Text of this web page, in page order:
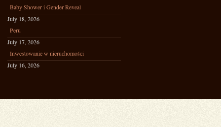
Baby Shower i Gender Reveal
July 18, 2026
Peru
July 17, 2026
Inwestowanie w nieruchomości
July 16, 2026